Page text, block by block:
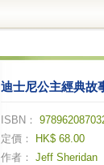
迪士尼公主經典故
ISBN：
定價：
HK$ 68.00
作者： Jeff Sheridan